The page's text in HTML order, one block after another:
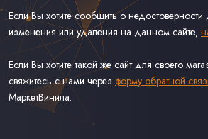
Если Вы хотите сообщить о
изменения или удаления на данном сайте,
Если Вы хотите такой же сайт для своего
свяжитесь с нами через форму обратной
МаркетВинила.
Каталог Музыки на Виниле В Наличии